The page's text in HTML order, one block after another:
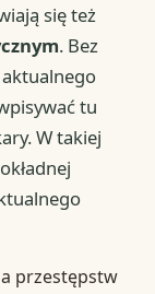
się też
. Bez
aktualnego
tu
W takiej
przestępstw